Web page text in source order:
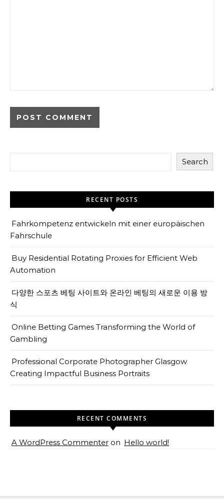
Search
RECENT POSTS
Fahrkompetenz entwickeln mit einer europäischen
Fahrschule
Buy Residential Rotating Proxies for Efficient Web
Automation
다양한 스포츠 베팅 사이트와 온라인 베팅의 새로운 이용 방
식
Online Betting Games Transforming the World of
Gambling
Professional Corporate Photographer Glasgow
Creating Impactful Business Portraits
RECENT COMMENTS
A WordPress Commenter on Hello world!